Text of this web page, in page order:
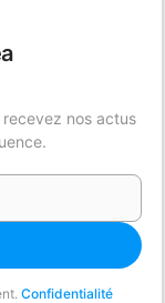
nos actus
Confidentialité